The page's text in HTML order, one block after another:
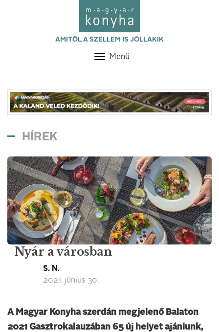
AMITŐL A SZELLEM IS JÓLLAKIK
Toggle
Menü
HÍREK
Nyár a városban
S. N.
2021. június 30.
A Magyar Konyha szerdán megjelenő Balaton
2021 Gasztrokalauzában 65 új helyet ajánlunk,